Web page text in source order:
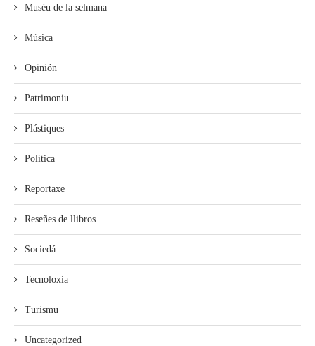
Muséu de la selmana
Música
Opinión
Patrimoniu
Plástiques
Política
Reportaxe
Reseñes de llibros
Sociedá
Tecnoloxía
Turismu
Uncategorized